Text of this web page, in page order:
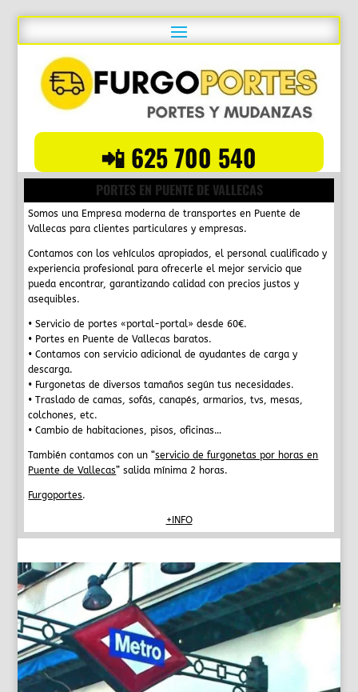
📲 625 700 540
PORTES EN PUENTE DE VALLECAS
Somos una Empresa moderna detransportes en Puente de
Vallecas para clientes particulares y empresas.
Contamos con los vehículos apropiados, el personal cualificado y
experiencia profesional para ofrecerle el mejor servicio que
pueda encontrar, garantizando calidad con precios justos y
asequibles.
• Servicio de portes «portal-portal» desde60€.
• Portes en Puente de Vallecas baratos.
• Contamos con servicio adicional deayudantes de carga y
descarga.
• Furgonetas de diversos tamaños según tus necesidades.
• Traslado de camas, sofás, canapés, armarios, tvs, mesas,
colchones, etc.
•Cambio de habitaciones, pisos, oficinas…
También contamos con un “servicio de furgonetas por horas en
Puente de Vallecas” salida mínima 2 horas.
Furgoportes.
+INFO